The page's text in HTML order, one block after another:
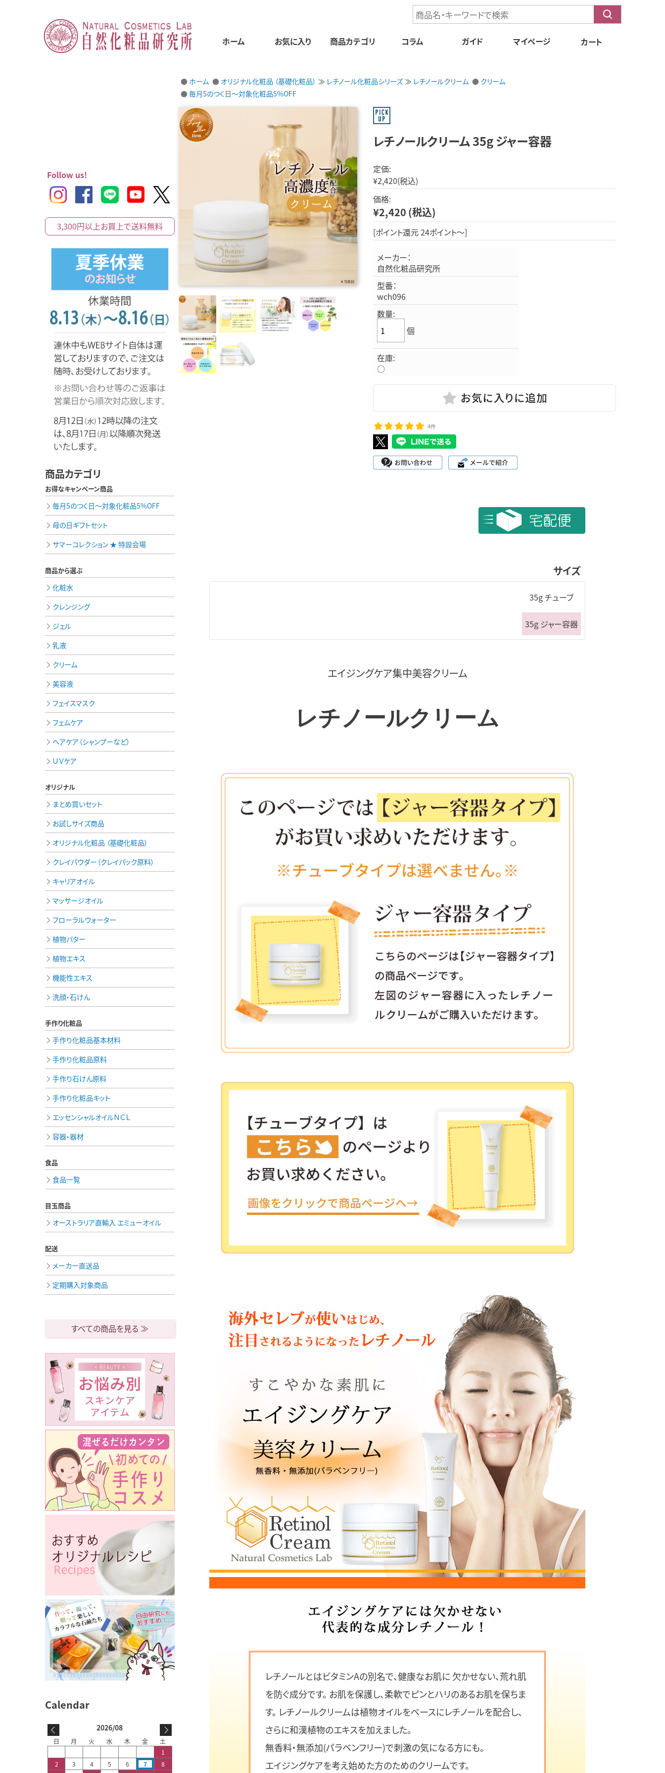
ホーム お気に入り 商品カテゴリ コラム ガイド
送料・配送方法
マイページ カート
ホーム オリジナル化粧品 （基礎化粧品） レチノール化粧品シリーズ レチノールクリーム
クリーム
毎月5のつく日～対象化粧品5%OFF
レチノールクリーム 35g ジャー容器
定価:
¥2,420(税込)
価格:
¥2,420 (税込)
[ポイント還元 24ポイント～]
メーカー：
自然化粧品研究所
型番：
wch096
数量:
個
在庫:
○
4件
サイズ
35g チューブ
35g ジャー容器
エイジングケア集中美容クリーム
レチノールクリーム
レチノールとはビタミンAの別名で、健康なお肌に 欠かせない、荒れ肌
を防ぐ成分です。 お肌を保護し、柔軟でピンとハリのあるお肌を保ちま
す。 レチノールクリームは植物オイルをベースにレチノールを配合し、
さらに和漢植物のエキスを加えました。
無香料・無添加(パラベンフリー)で刺激の気になる方にも。
エイジングケアを考え始めた方のためのクリームです。
Follow us!
3,300円以上お買上で送料無料
商品カテゴリ
お得なキャンペーン商品
毎月5のつく日～対象化粧品5%OFF
母の日ギフトセット
サマーコレクション ★ 特設会場
商品から選ぶ
化粧水
クレンジング
ジェル
乳液
クリーム
美容液
フェイスマスク
フェムケア
ヘアケア（シャンプーなど）
ＵＶケア
オリジナル
まとめ買いセット
お試しサイズ商品
オリジナル化粧品 （基礎化粧品）
クレイパウダー（クレイパック原料）
キャリアオイル
マッサージオイル
フローラルウォーター
植物バター
植物エキス
機能性エキス
洗顔・石けん
手作り化粧品
手作り化粧品基本材料
手作り化粧品原料
手作り石けん原料
手作り化粧品キット
エッセンシャルオイルＮＣＬ
容器・器材
食品
食品一覧
目玉商品
オーストラリア直輸入 エミューオイル
配送
メーカー直送品
定期購入対象商品
すべての商品を見る
2026/08
日 月 火 水 木 金
土
1
2
3 4 5 6 7
8